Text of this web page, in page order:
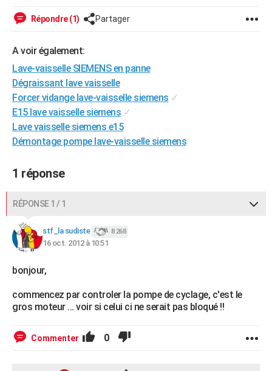
CARTE DE VOEUX
Carte de Noël
Carte Bonne année
Carte Saint-Valentin
Carte Pâques
Carte d'anniversaire
DICTIONNAIRE
Dictionnaire
Biographies
Citations
Expressions
Proverbes
PROGRAMME TV
COPAINS D'AVANT
FORUM
Bricolage
Lifestyle
Culture
Sport
Auto
Television
Voyage
Cinema
Répondre (1) Partager
A voir également:
Lave-vaisselle SIEMENS en panne
Dégraissant lave vaisselle
Forcer vidange lave-vaisselle siemens ✓
E15 lave vaisselle siemens ✓
Lave vaisselle siemens e15
Démontage pompe lave-vaisselle siemens
1 réponse
RÉPONSE 1 / 1
stf_la sudiste 8 268
16 oct. 2012 à 10:51
bonjour,
commencez par controler la pompe de cyclage, c'est le
gros moteur ... voir si celui ci ne serait pas bloqué !!
Commenter 0